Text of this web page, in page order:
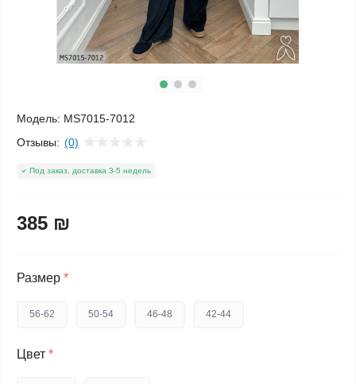
Модель: MS7015-7012
Отзывы: (0)
Под заказ, доставка 3-5 недель
385 ₪
Размер *
56-62 50-54 46-48 42-44
Цвет *